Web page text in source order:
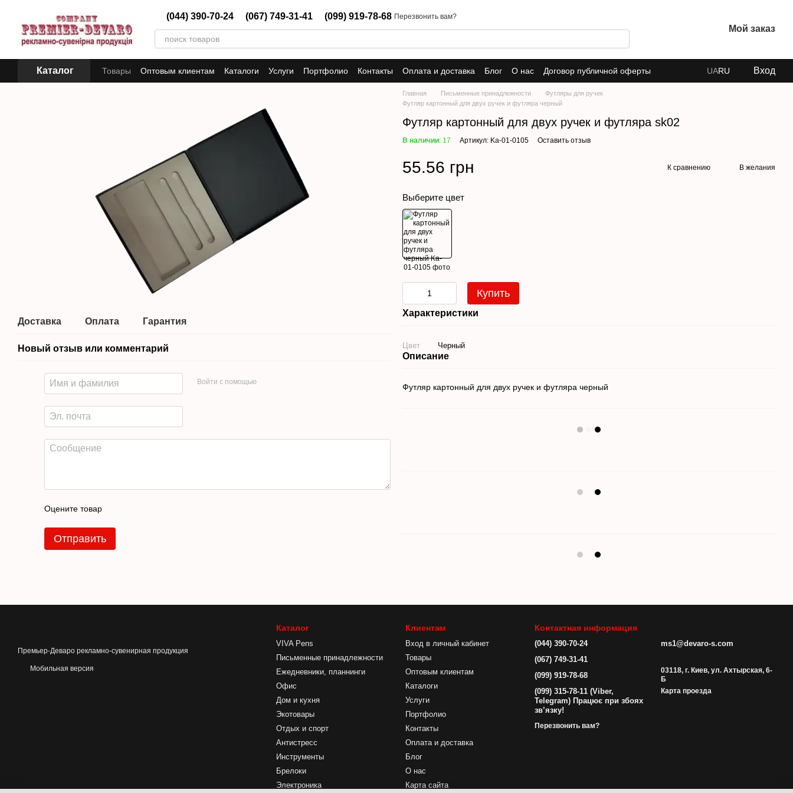
(044) 390-70-24 (067) 749-31-41 (099) 919-78-68 Перезвонить вам?
Мой заказ
Каталог Товары Оптовым клиентам Каталоги Услуги Портфолио Контакты Оплата и доставка Блог О нас Договор публичной оферты UARU Вход
Доставка Оплата Гарантия
Новый отзыв или комментарий
Войти с помощью
Оцените товар
Отправить
Главная Письменные принадлежности
Футляры для ручек
Футляр картонный для двух ручек и футляра черный
Футляр картонный для двух ручек и футляра sk02
В наличии: 17 Артикул: Ka-01-0105 Оставить отзыв
55.56 грн К сравнению В желания
Выберите цвет
Купить
Характеристики
Цвет Черный
Описание
Футляр картонный для двух ручек и футляра черный
Премьер-Деваро рекламно-сувенирная продукция
Мобильная версия
Каталог
VIVA Pens
Письменные принадлежности
Ежедневники, планнинги
Офис
Дом и кухня
Экотовары
Отдых и спорт
Антистресс
Инструменты
Брелоки
Электроника
Клиентам
Вход в личный кабинет
Товары
Оптовым клиентам
Каталоги
Услуги
Портфолио
Контакты
Оплата и доставка
Блог
О нас
Карта сайта
Контактная информация
(044) 390-70-24
(067) 749-31-41
(099) 919-78-68
(099) 315-78-11 (Viber,
Telegram) Працює при збоях
зв’язку!
Перезвонить вам?
ms1@devaro-s.com
03118, г. Киев, ул. Ахтырская, 6-
Б
Карта проезда